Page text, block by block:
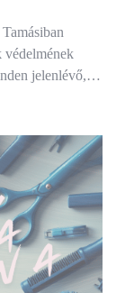
védelmének
jelenlévő,…